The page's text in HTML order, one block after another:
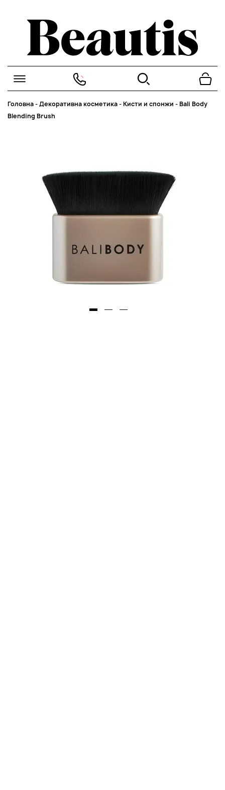
Головна-Декоративна косметика-Кисти и спонжи -Bali Body
Blending Brush